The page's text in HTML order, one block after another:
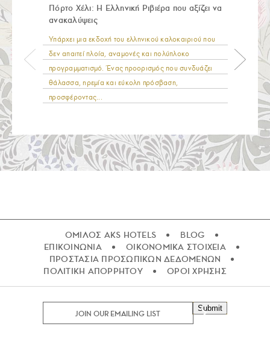
Πόρτο Χέλι: Η Ελληνική Ριβιέρα που αξίζει να
ανακαλύψεις
Υπάρχει μια εκδοχή του ελληνικού καλοκαιριού που
δεν απαιτεί πλοία, αναμονές και πολύπλοκο
προγραμματισμό. Ένας προορισμός που συνδυάζει
θάλασσα, ηρεμία και εύκολη πρόσβαση,
προσφέροντας...
ΟΜΙΛΟΣ AKS HOTELS
BLOG
ΕΠΙΚΟΙΝΩΝΙΑ
ΟΙΚΟΝΟΜΙΚΑ ΣΤΟΙΧΕΙΑ
ΠΡΟΣΤΑΣΙΑ ΠΡΟΣΩΠΙΚΩΝ ΔΕΔΟΜΕΝΩΝ
ΠΟΛΙΤΙΚΗ ΑΠΟΡΡΗΤΟΥ
ΟΡΟΙ ΧΡΗΣΗΣ
Submit